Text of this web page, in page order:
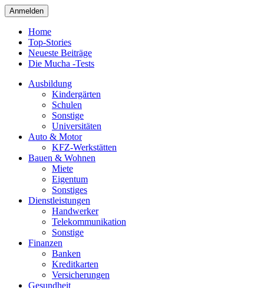
Home
Top-Stories
Neueste Beiträge
Die Mucha -Tests
Ausbildung
Kindergärten
Schulen
Sonstige
Universitäten
Auto & Motor
KFZ-Werkstätten
Bauen & Wohnen
Miete
Eigentum
Sonstiges
Dienstleistungen
Handwerker
Telekommunikation
Sonstige
Finanzen
Banken
Kreditkarten
Versicherungen
Gesundheit